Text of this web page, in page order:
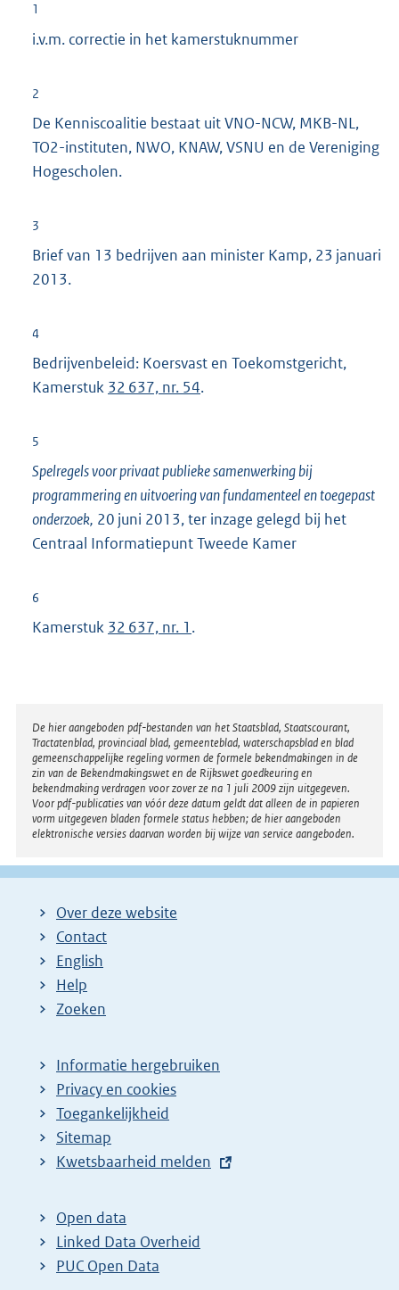
1
i.v.m. correctie in het kamerstuknummer
2
De Kenniscoalitie bestaat uit VNO-NCW, MKB-NL,
TO2-instituten, NWO, KNAW, VSNU en de Vereniging
Hogescholen.
3
Brief van 13 bedrijven aan minister Kamp, 23 januari
2013.
4
Bedrijvenbeleid: Koersvast en Toekomstgericht,
Kamerstuk 32 637, nr. 54.
5
Spelregels voor privaat publieke samenwerking bij
programmering en uitvoering van fundamenteel en toegepast
onderzoek, 20 juni 2013, ter inzage gelegd bij het
Centraal Informatiepunt Tweede Kamer
6
Kamerstuk 32 637, nr. 1 .
Disclaimer
De hier aangeboden pdf-bestanden van het Staatsblad, Staatscourant,
Tractatenblad, provinciaal blad, gemeenteblad, waterschapsblad en blad
gemeenschappelijke regeling vormen de formele bekendmakingen in de
zin van de Bekendmakingswet en de Rijkswet goedkeuring en
bekendmaking verdragen voor zover ze na 1 juli 2009 zijn uitgegeven.
Voor pdf-publicaties van vóór deze datum geldt dat alleen de in papieren
vorm uitgegeven bladen formele status hebben; de hier aangeboden
elektronische versies daarvan worden bij wijze van service aangeboden.
Over deze website
Contact
English
Help
Zoeken
Informatie hergebruiken
Privacy en cookies
Toegankelijkheid
Sitemap
E
t
e
r
Kwetsbaarheid melden
Open data
Linked Data Overheid
PUC Open Data